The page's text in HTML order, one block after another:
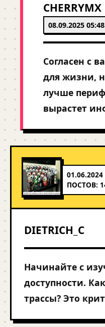
CHERRYMX
08.09.2025 05:48
Согласен с
для жизни,
лучше
вырастет
01.06.2024
ПОСТОВ:
DIETRICH_C
Начинайте с
доступности.
трассы? Это